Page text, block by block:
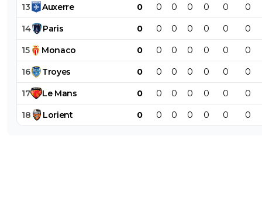
13 Auxerre 0 0 0 0 0 0 0
14 Paris 0 0 0 0 0 0 0
15 Monaco 0 0 0 0 0 0 0
16 Troyes 0 0 0 0 0 0 0
17 Le Mans 0 0 0 0 0 0 0
18 Lorient 0 0 0 0 0 0 0